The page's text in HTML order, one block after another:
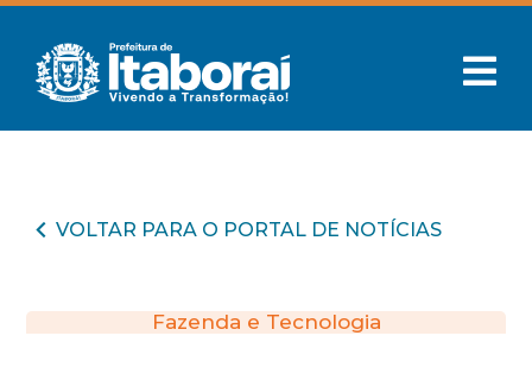
VOLTAR PARA O PORTAL DE NOTÍCIAS
Fazenda e Tecnologia